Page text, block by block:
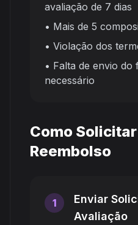
avaliação de 7 dias
• Mais de 5
• Violação dos
• Falta de envio do
necessário
Como
Reembolso
1
Enviar
Avaliação